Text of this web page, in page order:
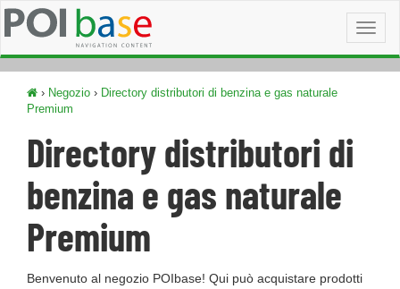
› Negozio › Directory distributori di benzina e gas naturale
Premium
Directory distributori di
benzina e gas naturale
Premium
Benvenuto al negozio POIbase! Qui può acquistare prodotti